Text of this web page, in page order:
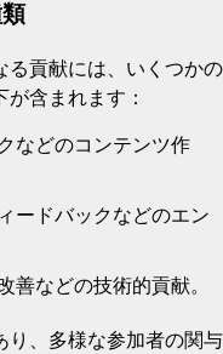
る貢献には、いくつかの
含まれます：
などのコンテンツ作
ードバックなどのエン
善などの技術的貢献。
り、多様な参加者の関与